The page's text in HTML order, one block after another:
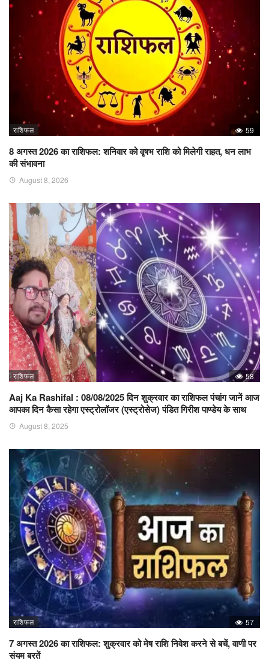
राशिफल 59
8 अगस्त 2026 का राशिफल: शनिवार को वृषभ राशि को मिलेगी राहत, धन लाभ
की संभावना
August 8, 2026
राशिफल 58
Aaj Ka Rashifal : 08/08/2025 दिन शुक्रवार का राशिफल पंचांग जानें आज
आपका दिन कैसा रहेगा एस्ट्रोलॉजर (एस्ट्रोसेज) पंडित गिरीश पाण्डेय के साथ
August 8, 2025
राशिफल 57
7 अगस्त 2026 का राशिफल: शुक्रवार को मेष राशि निवेश करने से बचें, वाणी पर
संयम बरतें